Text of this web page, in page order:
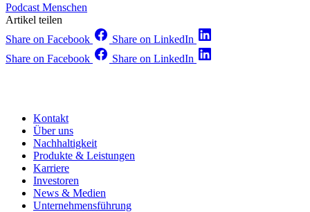
Podcast Menschen
Artikel teilen
Share on Facebook
Share on LinkedIn
Share on Facebook
Share on LinkedIn
Kontakt
Über uns
Nachhaltigkeit
Produkte & Leistungen
Karriere
Investoren
News & Medien
Unternehmensführung